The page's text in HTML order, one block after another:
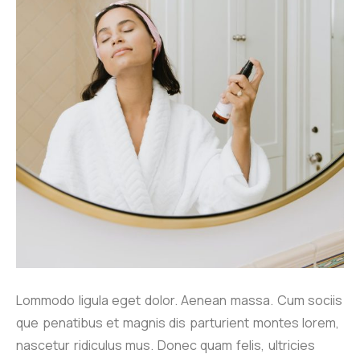
Lommodo ligula eget dolor. Aenean massa. Cum sociis
que penatibus et magnis dis parturient montes lorem,
nascetur ridiculus mus. Donec quam felis, ultricies